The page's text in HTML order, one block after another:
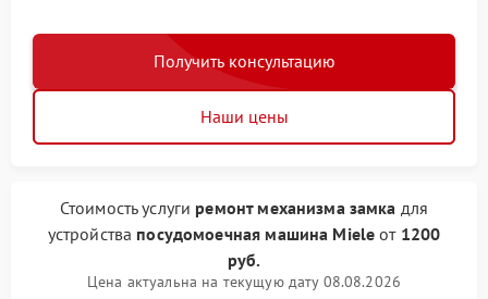
Получить консультацию
Наши цены
Стоимость услуги ремонт механизма замка для
устройства посудомоечная машина Miele от 1200
руб.
Цена актуальна на текущую дату 08.08.2026